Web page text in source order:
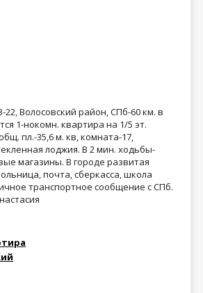
22, Волосовский район, СПб-60 км. в
1-нокомн. квартира на 1/5 эт.
пл.-35,6 м. кв, комната-17,
лоджия. В 2 мин. ходьбы-
магазины. В городе развитая
почта, сберкасса, школа
транспортное сообщение с СПб.